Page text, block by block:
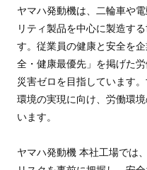
ヤマハ発動機は、二輪車や
リティ製品を中心に製造す
す。従業員の健康と安全を
全・健康最優先」を掲げた
災害ゼロを目指しています
環境の実現に向け、労働環
います。
ヤマハ発動機 本社工場では